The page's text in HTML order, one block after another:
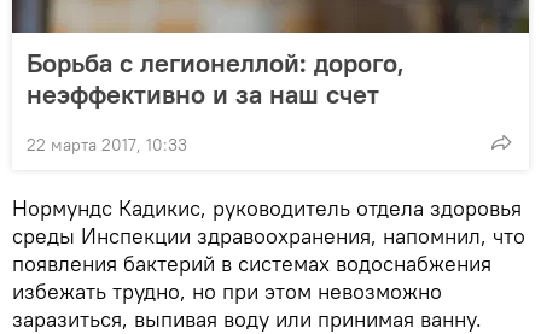
Борьба с легионеллой: дорого,
неэффективно и за наш счет
22 марта 2017, 10:33
Нормундс Кадикис, руководитель отдела здоровья
среды Инспекции здравоохранения, напомнил, что
появления бактерий в системах водоснабжения
избежать трудно, но при этом невозможно
заразиться, выпивая воду или принимая ванну.